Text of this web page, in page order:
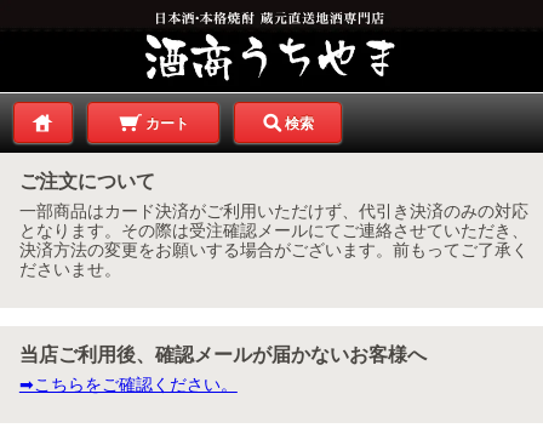
カート 検索
ご注文について
一部商品はカード決済がご利用いただけず、代引き決済のみの対応
となります。その際は受注確認メールにてご連絡させていただき、
決済方法の変更をお願いする場合がございます。前もってご了承く
ださいませ。
当店ご利用後、確認メールが届かないお客様へ
➡こちらをご確認ください。